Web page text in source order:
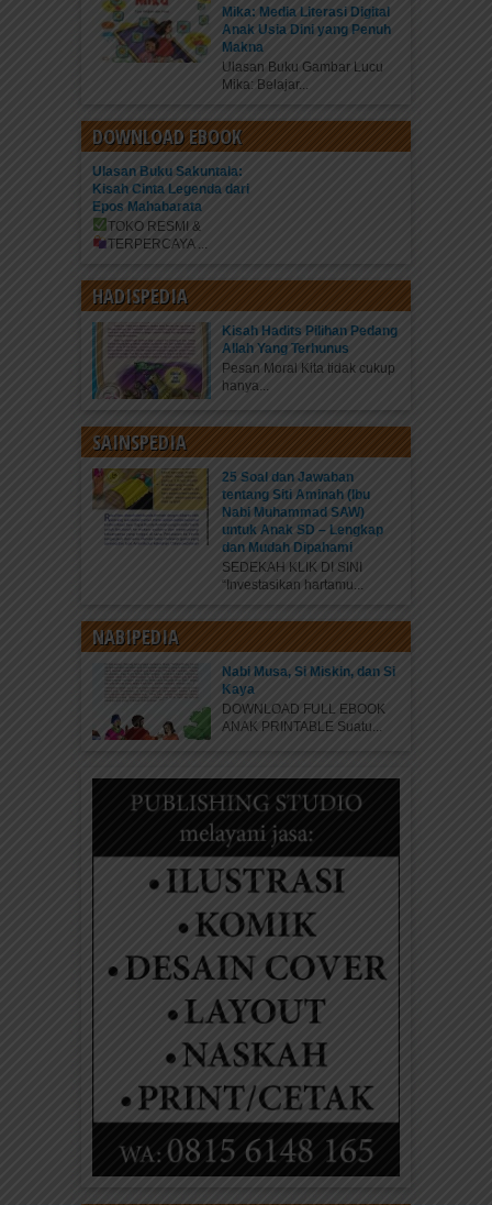
Mika: Media Literasi Digital
Anak Usia Dini yang Penuh
Makna
Ulasan Buku Gambar Lucu
Mika: Belajar...
DOWNLOAD EBOOK
Ulasan Buku Sakuntala:
Kisah Cinta Legenda dari
Epos Mahabarata
TOKO RESMI &
TERPERCAYA ...
HADISPEDIA
Kisah Hadits Pilihan Pedang
Allah Yang Terhunus
Pesan Moral Kita tidak cukup
hanya...
SAINSPEDIA
25 Soal dan Jawaban
tentang Siti Aminah (Ibu
Nabi Muhammad SAW)
untuk Anak SD – Lengkap
dan Mudah Dipahami
SEDEKAH KLIK DI SINI
“Investasikan hartamu...
NABIPEDIA
Nabi Musa, Si Miskin, dan Si
Kaya
DOWNLOAD FULL EBOOK
ANAK PRINTABLE Suatu...